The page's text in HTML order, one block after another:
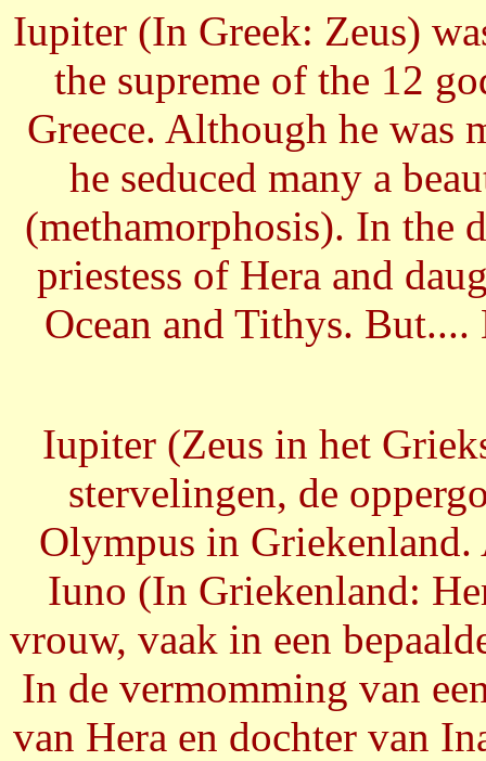
Iupiter (In Greek: Zeus)
the supreme of the 12
Greece. Although he was
he seduced many a
(methamorphosis). In the
priestess of Hera and
Ocean and Tithys.
Iupiter (Zeus in het
stervelingen, de
Olympus in
Iuno (In Griekenland:
vrouw, vaak in een
In de vermomming van
van Hera en dochter van